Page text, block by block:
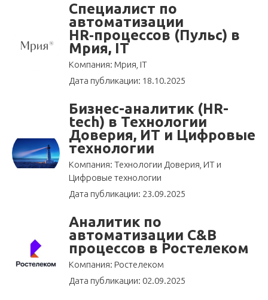
Специалист по
автоматизации
HR‑процессов (Пульс) в
Мрия, IT
Компания: Мрия, IT
Дата публикации: 18.10.2025
Бизнес-аналитик (HR-
tech) в Технологии
Доверия, ИТ и Цифровые
технологии
Компания: Технологии Доверия, ИТ и
Цифровые технологии
Дата публикации: 23.09.2025
Аналитик по
автоматизации C&B
процессов в Ростелеком
Компания: Ростелеком
Дата публикации: 02.09.2025